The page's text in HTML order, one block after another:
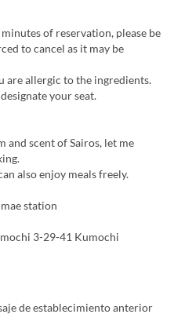
of reservation, please be
to cancel as it may be
are allergic to the ingredients.
your seat.
and scent of Sairos, let me
also enjoy meals freely.
station
3-29-41 Kumochi
de establecimiento anterior